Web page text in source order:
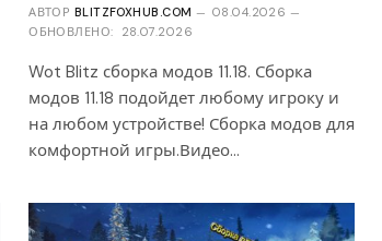
АВТОР BLITZFOXHUB.COM
08.04.2026
ОБНОВЛЕНО:
28.07.2026
Wot Blitz сборка модов 11.18. Сборка
модов 11.18 подойдет любому игроку и
на любом устройстве! Сборка модов для
комфортной игры.Видео…